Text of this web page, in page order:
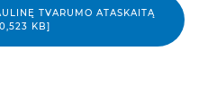
TVARUMO ATASKAITĄ
KB]